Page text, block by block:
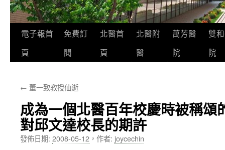
跳
至
要
內
容
電子報首
頁
免費訂
閱
北醫首
頁
北醫附
醫
萬芳醫
院
雙
院
← 董一致教授仙逝
成為一個北醫百年校慶時被稱
對邱文達校長的期許
發佈日期: 2008-05-12 ， 作者: joycechin